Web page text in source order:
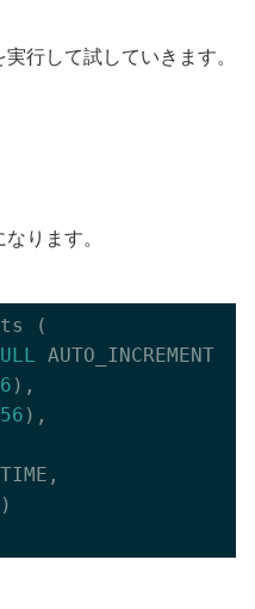
行して試していきます。
ります。
(
AUTO_INCREMENT,
),
),
)